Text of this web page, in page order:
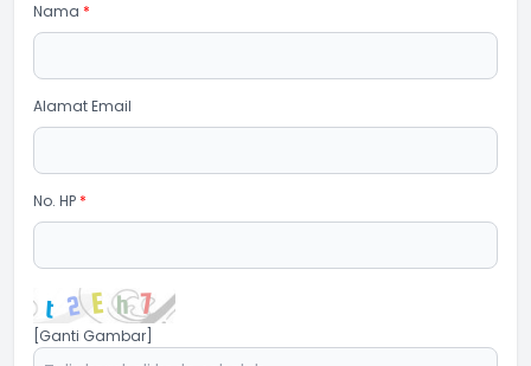
Nama *
Alamat Email
No. HP *
[Ganti Gambar]